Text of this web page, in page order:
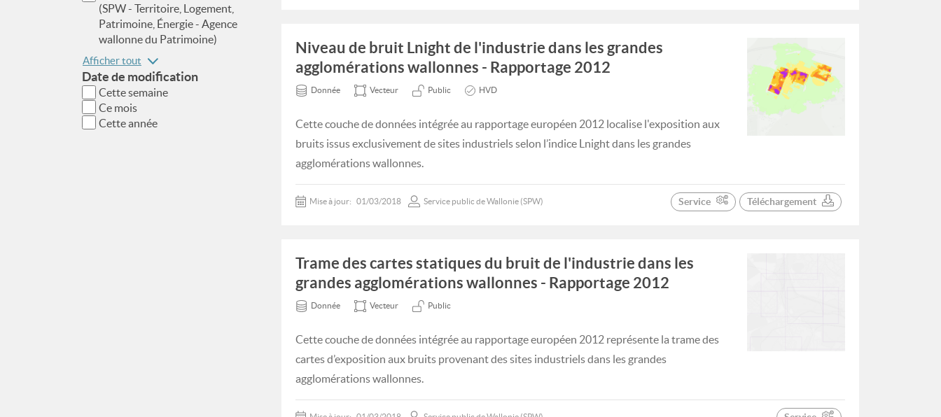
(SPW - Territoire, Logement,
Patrimoine, Énergie - Agence
wallonne du Patrimoine)
Afficher tout
Date de modification
Cette semaine
Ce mois
Cette année
Niveau de bruit Lnight de l'industrie dans les grandes
agglomérations wallonnes - Rapportage 2012
Donnée Vecteur Public HVD
Cette couche de données intégrée au rapportage européen 2012 localise l'exposition aux
bruits issus exclusivement de sites industriels selon l’indice Lnight dans les grandes
agglomérations wallonnes.
Mise à jour: 01/03/2018 Service public de Wallonie (SPW) Service Téléchargement
Trame des cartes statiques du bruit de l'industrie dans les
grandes agglomérations wallonnes - Rapportage 2012
Donnée Vecteur Public
Cette couche de données intégrée au rapportage européen 2012 représente la trame des
cartes d’exposition aux bruits provenant des sites industriels dans les grandes
agglomérations wallonnes.